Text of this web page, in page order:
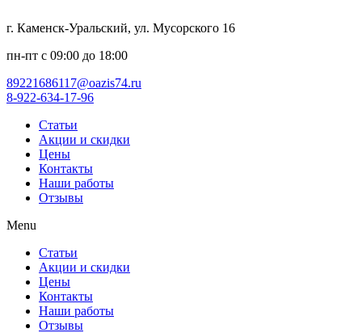
г. Каменск-Уральский, ул. Мусорского 16
пн-пт с 09:00 до 18:00
89221686117@oazis74.ru
8-922-634-17-96
Статьи
Акции и скидки
Цены
Контакты
Наши работы
Отзывы
Menu
Статьи
Акции и скидки
Цены
Контакты
Наши работы
Отзывы